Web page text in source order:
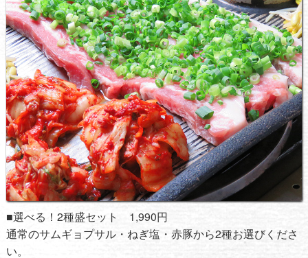
■選べる！2種盛セット 1,990円
通常のサムギョプサル・ねぎ塩・赤豚から2種お選びくださ
い。